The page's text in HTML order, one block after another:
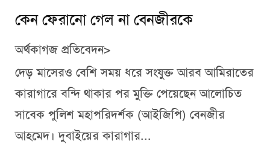
কেন ফেরানো গেল না বেনজীরকে
অর্থকাগজ প্রতিবেদন>
দেড় মাসেরও বেশি সময় ধরে সংযুক্ত আরব আমিরাতের
কারাগারে বন্দি থাকার পর মুক্তি পেয়েছেন আলোচিত
সাবেক পুলিশ মহাপরিদর্শক (আইজিপি) বেনজীর
আহমেদ। দুবাইয়ের কারাগার...